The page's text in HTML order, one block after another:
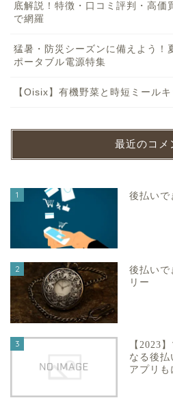
底解説！特徴・口コミ評判・高価
で網羅
猛暑・防災シーズンに備えよう！
ポータブル電源特集
【Oisix】有機野菜と時短ミール
最近のコメ
1 後払いで
2
後払いで
リー
3
【2023
なる後払
アプリも